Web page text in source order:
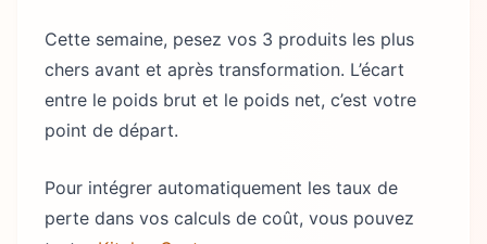
Cette semaine, pesez vos 3 produits les plus
chers avant et après transformation. L’écart
entre le poids brut et le poids net, c’est votre
point de départ.
Pour intégrer automatiquement les taux de
perte dans vos calculs de coût, vous pouvez